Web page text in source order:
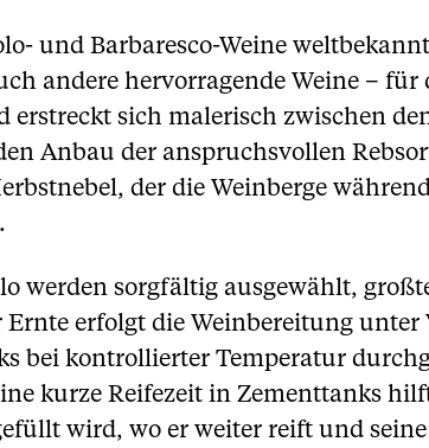
und Barbaresco-Weine
andere hervorragende Weine –
erstreckt sich malerisch zwischen
Anbau der anspruchsvollen
der die Weinberge
werden sorgfältig ausgewählt,
erfolgt die Weinbereitung
bei kontrollierter Temperatur
kurze Reifezeit in Zementtanks
wird, wo er weiter reift und